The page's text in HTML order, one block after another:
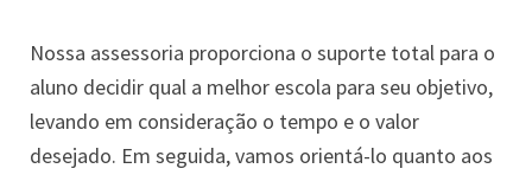
Nossa assessoria proporciona o suporte total para o
aluno decidir qual a melhor escola para seu objetivo,
levando em consideração o tempo e o valor
desejado. Em seguida, vamos orientá-lo quanto aos